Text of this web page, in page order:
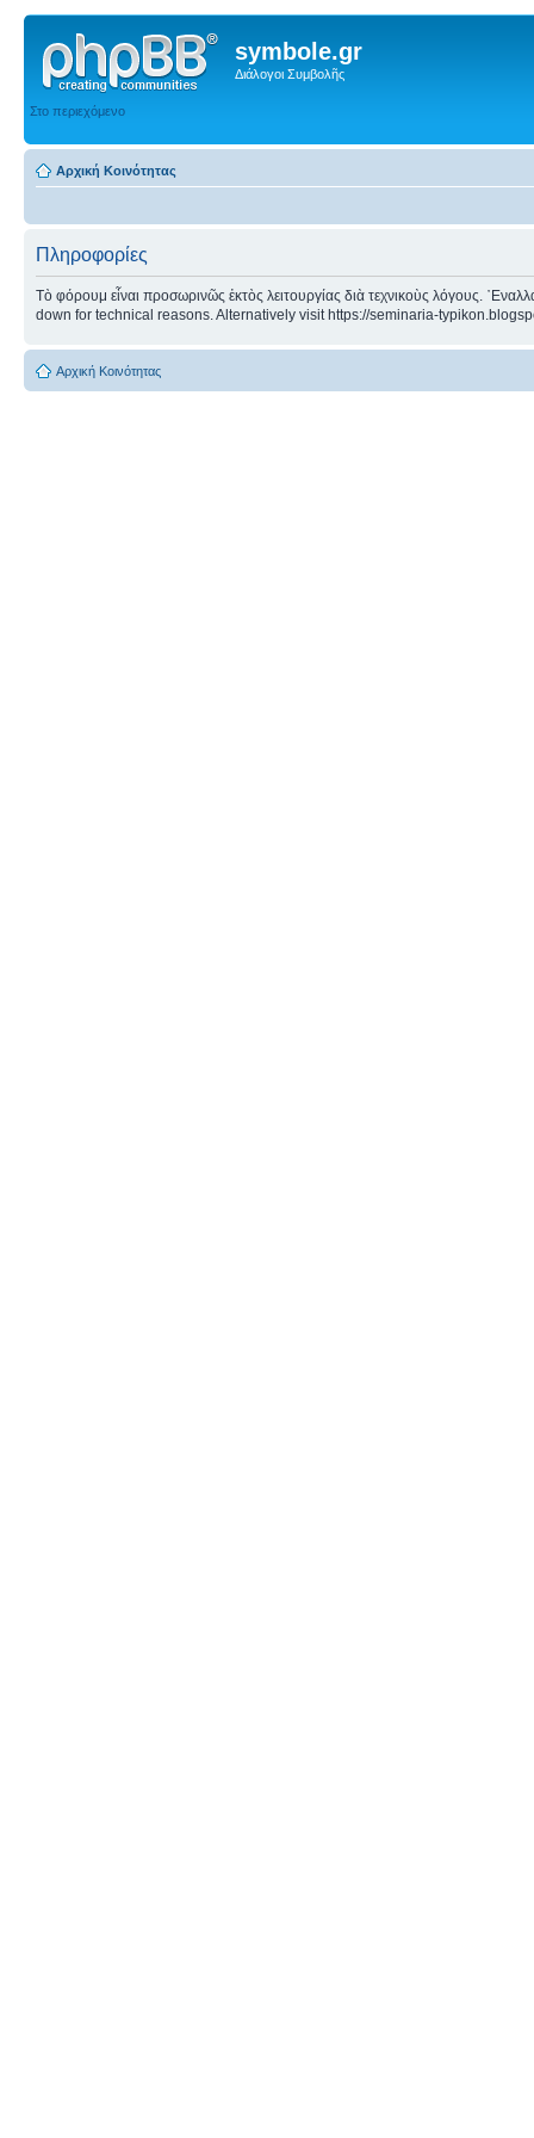
symbole.gr
Διάλογοι Συμβολῆς
Στο περιεχόμενο
Αρχική Κοινότητας
Πληροφορίες
Τὸ φόρουμ εἶναι προσωρινῶς ἐκτὸς λειτουργίας διὰ τεχνικοὺς λόγους.
down for technical reasons. Alternatively visit https://seminaria-
Αρχική Κοινότητας